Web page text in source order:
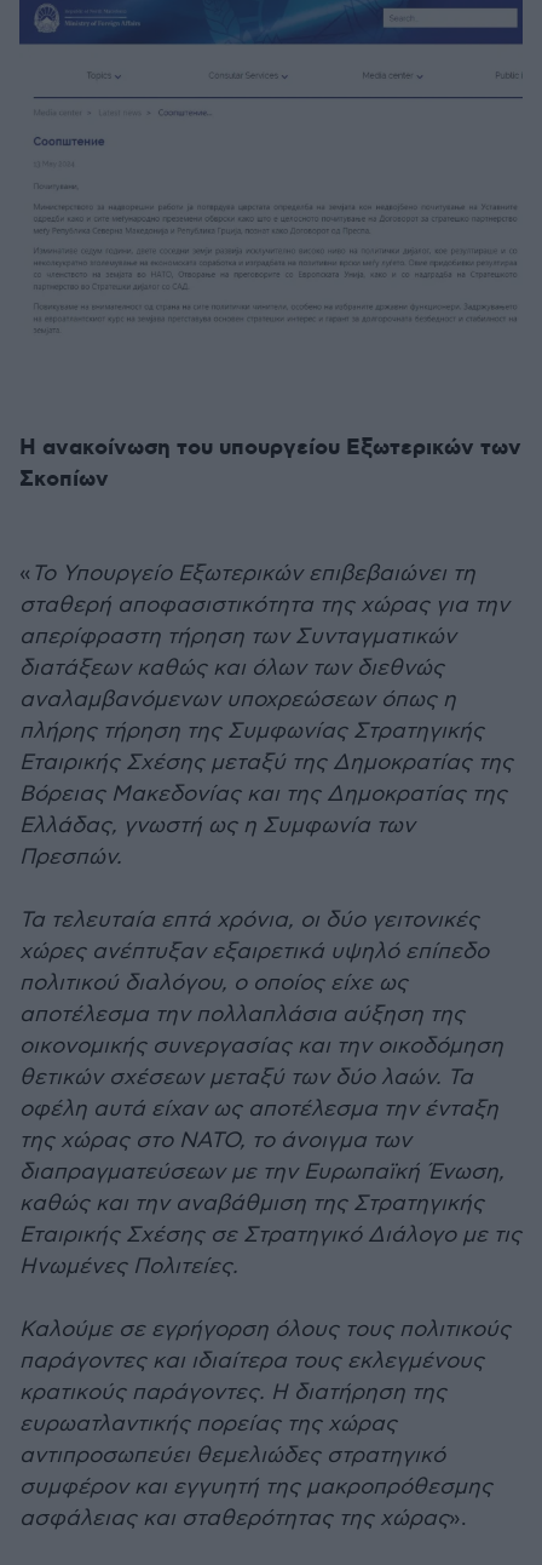
Η ανακοίνωση του υπουργείου Εξωτερικών των
Σκοπίων
« Το Υπουργείο Εξωτερικών επιβεβαιώνει τη
σταθερή αποφασιστικότητα της χώρας για την
απερίφραστη τήρηση των Συνταγματικών
διατάξεων καθώς και όλων των διεθνώς
αναλαμβανόμενων υποχρεώσεων όπως η
πλήρης τήρηση της Συμφωνίας Στρατηγικής
Εταιρικής Σχέσης μεταξύ της Δημοκρατίας της
Βόρειας Μακεδονίας και της Δημοκρατίας της
Ελλάδας, γνωστή ως η Συμφωνία των
Πρεσπών.
Τα τελευταία επτά χρόνια, οι δύο γειτονικές
χώρες ανέπτυξαν εξαιρετικά υψηλό επίπεδο
πολιτικού διαλόγου, ο οποίος είχε ως
αποτέλεσμα την πολλαπλάσια αύξηση της
οικονομικής συνεργασίας και την οικοδόμηση
θετικών σχέσεων μεταξύ των δύο λαών. Τα
οφέλη αυτά είχαν ως αποτέλεσμα την ένταξη
της χώρας στο ΝΑΤΟ, το άνοιγμα των
διαπραγματεύσεων με την Ευρωπαϊκή Ένωση,
καθώς και την αναβάθμιση της Στρατηγικής
Εταιρικής Σχέσης σε Στρατηγικό Διάλογο με τις
Ηνωμένες Πολιτείες.
Καλούμε σε εγρήγορση όλους τους πολιτικούς
παράγοντες και ιδιαίτερα τους εκλεγμένους
κρατικούς παράγοντες. Η διατήρηση της
ευρωατλαντικής πορείας της χώρας
αντιπροσωπεύει θεμελιώδες στρατηγικό
συμφέρον και εγγυητή της μακροπρόθεσμης
ασφάλειας και σταθερότητας της χώρας».